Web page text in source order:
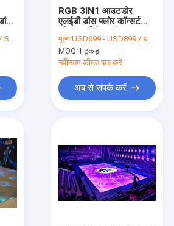
)
RGB 3IN1 आउटडोर
एलईडी डांस फ्लोर कॉन्सर्ट
AC220V IP65 ODM
मूल्य:USD699 - USD899 / sqm , price is negotiable
MOQ:1 टुकड़ा
नवीनतम कीमत पता करें
अब से संपर्क करें